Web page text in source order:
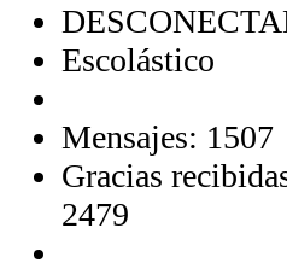
Escolástico
Mensajes: 1507
Gracias
2479